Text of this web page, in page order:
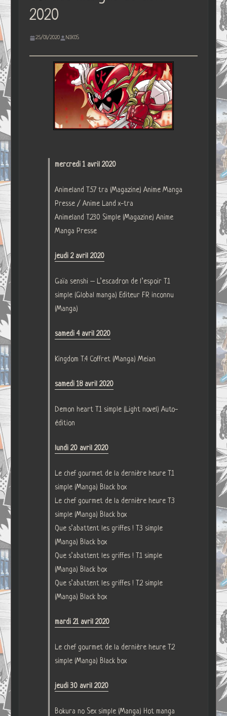
2020
25/03/2020 NIKOS
mercredi 1 avril 2020
Animeland T.57 tra (Magazine) Anime Manga
Presse / Anime Land x-tra
Animeland T.230 Simple (Magazine) Anime
Manga Presse
jeudi 2 avril 2020
Gaïa senshi – L’escadron de l’espoir T.1
simple (Global manga) Editeur FR inconnu
(Manga)
samedi 4 avril 2020
Kingdom T.4 Coffret (Manga) Meian
samedi 18 avril 2020
Demon heart T.1 simple (Light novel) Auto-
édition
lundi 20 avril 2020
Le chef gourmet de la dernière heure T.1
simple (Manga) Black box
Le chef gourmet de la dernière heure T.3
simple (Manga) Black box
Que s’abattent les griffes ! T.3 simple
(Manga) Black box
Que s’abattent les griffes ! T.1 simple
(Manga) Black box
Que s’abattent les griffes ! T.2 simple
(Manga) Black box
mardi 21 avril 2020
Le chef gourmet de la dernière heure T.2
simple (Manga) Black box
jeudi 30 avril 2020
Bokura no Sex simple (Manga) Hot manga